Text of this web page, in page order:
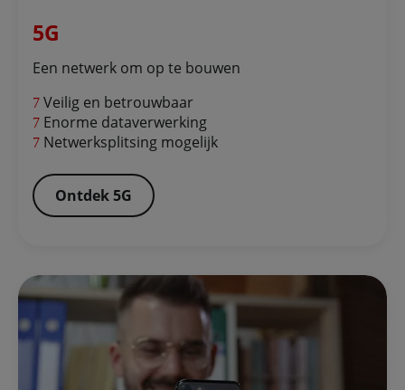
5G
Een netwerk om op te bouwen
Veilig en betrouwbaar
Enorme dataverwerking
Netwerksplitsing mogelijk
Ontdek 5G